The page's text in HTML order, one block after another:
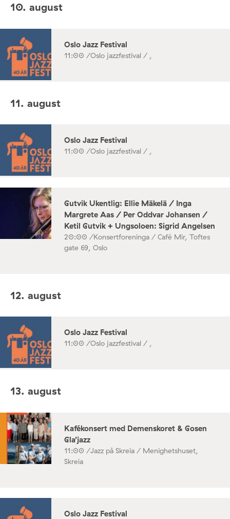
10. august
Oslo Jazz Festival
11:00 /Oslo jazzfestival / ,
11. august
Oslo Jazz Festival
11:00 /Oslo jazzfestival / ,
Gutvik Ukentlig: Ellie Mäkelä / Inga
Margrete Aas / Per Oddvar Johansen /
Ketil Gutvik + Ungsoloen: Sigrid Angelsen
20:00 /Konsertforeninga / Café Mir, Toftes
gate 69, Oslo
12. august
Oslo Jazz Festival
11:00 /Oslo jazzfestival / ,
13. august
Kafékonsert med Demenskoret & Gosen
Gla’jazz
11:00 /Jazz på Skreia / Menighetshuset,
Skreia
Oslo Jazz Festival